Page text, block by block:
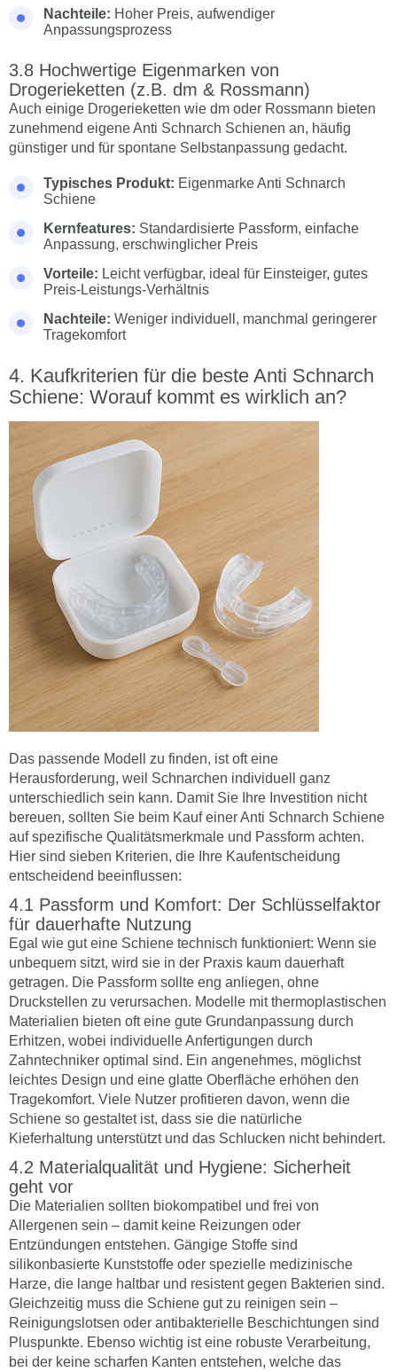
Nachteile: Hoher Preis, aufwendiger
Anpassungsprozess
Hochwertige Eigenmarken von
Drogerieketten (z.B. dm & Rossmann)
Auch einige Drogerieketten wie dm oder Rossmann bieten
zunehmend eigene Anti Schnarch Schienen an, häufig
günstiger und für spontane Selbstanpassung gedacht.
Typisches Produkt: Eigenmarke Anti Schnarch
Schiene
Kernfeatures: Standardisierte Passform, einfache
Anpassung, erschwinglicher Preis
Vorteile: Leicht verfügbar, ideal für Einsteiger, gutes
Preis-Leistungs-Verhältnis
Nachteile: Weniger individuell, manchmal geringerer
Tragekomfort
Kaufkriterien für die beste Anti Schnarch
Schiene: Worauf kommt es wirklich an?
Das passende Modell zu finden, ist oft eine
Herausforderung, weil Schnarchen individuell ganz
unterschiedlich sein kann. Damit Sie Ihre Investition nicht
bereuen, sollten Sie beim Kauf einer Anti Schnarch Schiene
auf spezifische Qualitätsmerkmale und Passform achten.
Hier sind sieben Kriterien, die Ihre Kaufentscheidung
entscheidend beeinflussen:
Passform und Komfort: Der Schlüsselfaktor
für dauerhafte Nutzung
Egal wie gut eine Schiene technisch funktioniert: Wenn sie
unbequem sitzt, wird sie in der Praxis kaum dauerhaft
getragen. Die Passform sollte eng anliegen, ohne
Druckstellen zu verursachen. Modelle mit thermoplastischen
Materialien bieten oft eine gute Grundanpassung durch
Erhitzen, wobei individuelle Anfertigungen durch
Zahntechniker optimal sind. Ein angenehmes, möglichst
leichtes Design und eine glatte Oberfläche erhöhen den
Tragekomfort. Viele Nutzer profitieren davon, wenn die
Schiene so gestaltet ist, dass sie die natürliche
Kieferhaltung unterstützt und das Schlucken nicht behindert.
Materialqualität und Hygiene: Sicherheit
geht vor
Die Materialien sollten biokompatibel und frei von
Allergenen sein – damit keine Reizungen oder
Entzündungen entstehen. Gängige Stoffe sind
silikonbasierte Kunststoffe oder spezielle medizinische
Harze, die lange haltbar und resistent gegen Bakterien sind.
Gleichzeitig muss die Schiene gut zu reinigen sein –
Reinigungslotsen oder antibakterielle Beschichtungen sind
Pluspunkte. Ebenso wichtig ist eine robuste Verarbeitung,
bei der keine scharfen Kanten entstehen, welche das